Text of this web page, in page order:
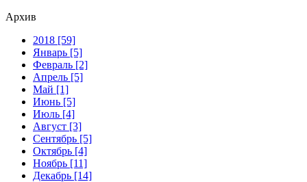
Архив
2018 [59]
Январь [5]
Февраль [2]
Апрель [5]
Май [1]
Июнь [5]
Июль [4]
Август [3]
Сентябрь [5]
Октябрь [4]
Ноябрь [11]
Декабрь [14]